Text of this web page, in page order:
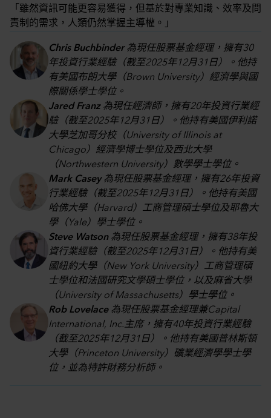
「雖然資訊可能更容易獲得，但基於對專業知識、效率及問
責制的需求，人類仍然掌握主導權。」
Chris Buchbinder為現任股票基金經理，擁有30
年投資行業經驗（截至2025年12月31日）。他持
有美國布朗大學（Brown University）經濟學與國
際關係學士學位。
Jared Franz 為現任經濟師，擁有20年投資行業經
驗（截至2025年12月31日）。他持有美國伊利諾
大學芝加哥分校（University of Illinois at
Chicago）經濟學博士學位及西北大學
（Northwestern University）數學學士學位。
Mark Casey為現任股票基金經理，擁有26年投資
行業經驗（截至2025年12月31日）。他持有美國
哈佛大學（Harvard）工商管理碩士學位及耶魯大
學（Yale）學士學位。
Steve Watson 為現任股票基金經理，擁有38年投
資行業經驗（截至2025年12月31日）。他持有美
國紐約大學（New York University）工商管理碩
士學位和法國研究文學碩士學位，以及麻省大學
（University of Massachusetts）學士學位。
Rob Lovelace 為現任股票基金經理兼Capital
International, Inc.主席，擁有40年投資行業經驗
（截至2025年12月31日）。他持有美國普林斯頓
大學（Princeton University）礦業經濟學學士學
位，並為特許財務分析師。